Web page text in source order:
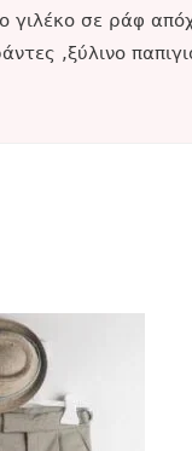
γιλέκο σε ράφ
,ξύλινο